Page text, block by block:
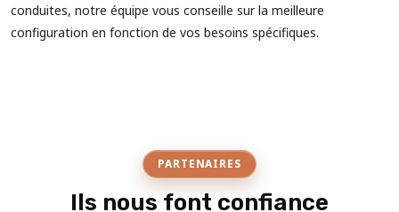
conduites, notre équipe vous conseille sur la meilleure
configuration en fonction de vos besoins spécifiques.
PARTENAIRES
Ils nous font confiance